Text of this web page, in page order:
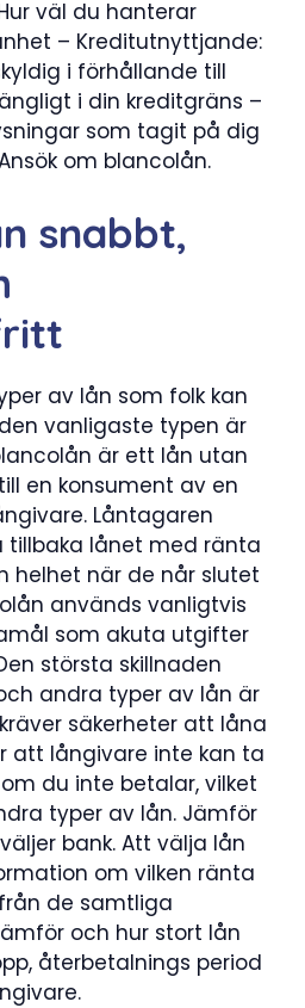
väl du hanterar
– Kreditutnyttjande:
i förhållande till
i din kreditgräns –
som tagit på dig
om blancolån.
snabbt,
av lån som folk kan
vanligaste typen är
är ett lån utan
en konsument av en
Låntagaren
lånet med ränta
helhet när de når slutet
används vanligtvis
som akuta utgifter
största skillnaden
andra typer av lån är
säkerheter att låna
att långivare inte kan ta
du inte betalar, vilket
typer av lån. Jämför
bank. Att välja lån
om vilken ränta
de samtliga
och hur stort lån
återbetalnings period